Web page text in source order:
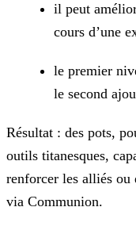
il peut
cours d’une
le premier
le second
Résultat : des pots,
outils titanesques,
renforcer les alliés ou
via Communion.